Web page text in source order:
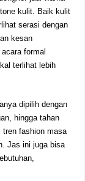
kulit. Baik kulit
serasi dengan
kesan
formal
terlihat lebih
dipilih dengan
hingga tahan
tren fashion masa
Jas ini juga bisa